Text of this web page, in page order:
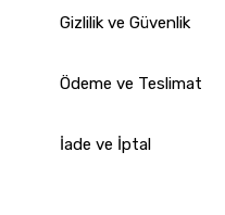
Gizlilik ve Güvenlik
Ödeme ve Teslimat
İade ve İptal